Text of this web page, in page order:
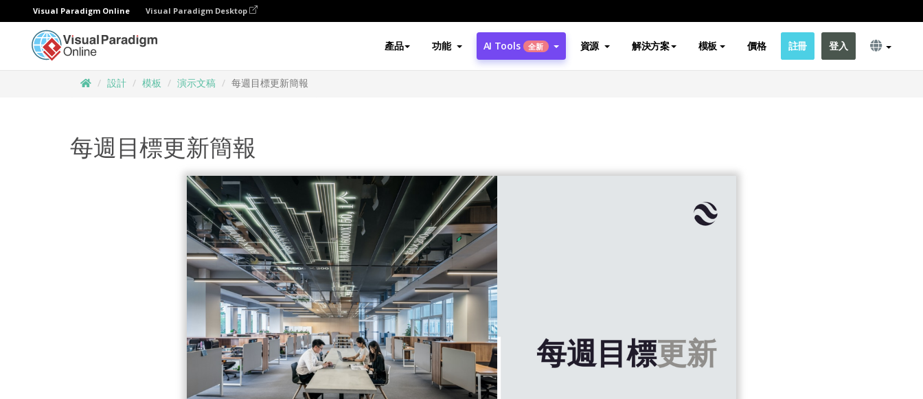
Visual Paradigm Online Visual Paradigm Desktop
產品 功能 AI Tools 全新 資源 解決方案 模板 價格 註冊 登入
設計 模板 演示文稿 每週目標更新簡報
每週目標更新簡報